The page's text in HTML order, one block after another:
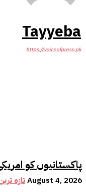
پاکستانیوں کو
تازہAugust 4, 2026
Tayyeba
https://voiceofpress.pk